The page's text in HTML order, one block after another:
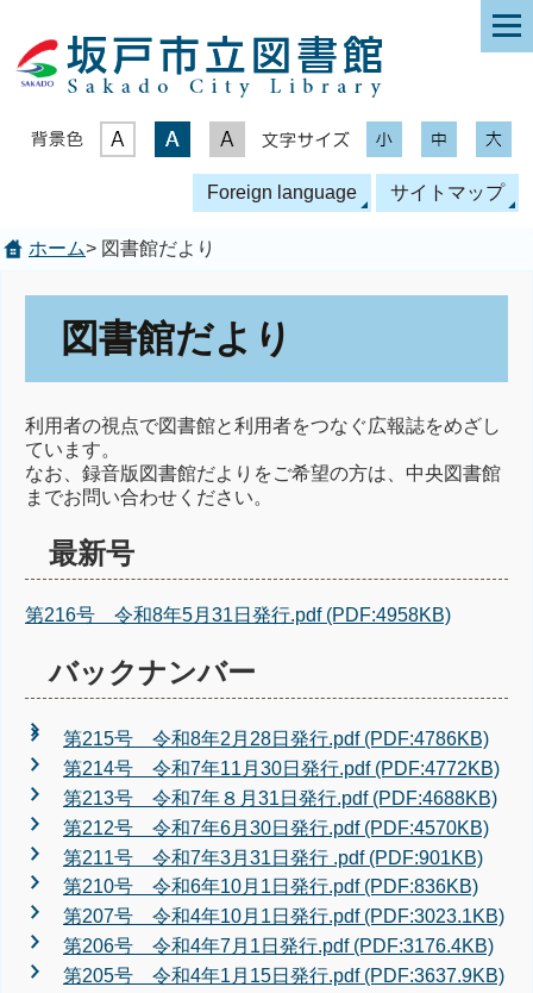
文字サイズ
表示色
Foreign language サイトマップ
ホーム> 図書館だより
図書館だより
利用者の視点で図書館と利用者をつなぐ広報誌をめざし
ています。
なお、録音版図書館だよりをご希望の方は、中央図書館
までお問い合わせください。
最新号
第216号 令和8年5月31日発行.pdf (PDF:4958KB)
バックナンバー
第215号 令和8年2月28日発行.pdf (PDF:4786KB)
第214号 令和7年11月30日発行.pdf (PDF:4772KB)
第213号 令和7年８月31日発行.pdf (PDF:4688KB)
第212号 令和7年6月30日発行.pdf (PDF:4570KB)
第211号 令和7年3月31日発行 .pdf (PDF:901KB)
第210号 令和6年10月1日発行.pdf (PDF:836KB)
第207号 令和4年10月1日発行.pdf (PDF:3023.1KB)
第206号 令和4年7月1日発行.pdf (PDF:3176.4KB)
第205号 令和4年1月15日発行.pdf (PDF:3637.9KB)